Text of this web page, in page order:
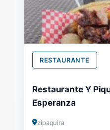
RESTAURANTE
Restaurante Y
Esperanza
zipaquira